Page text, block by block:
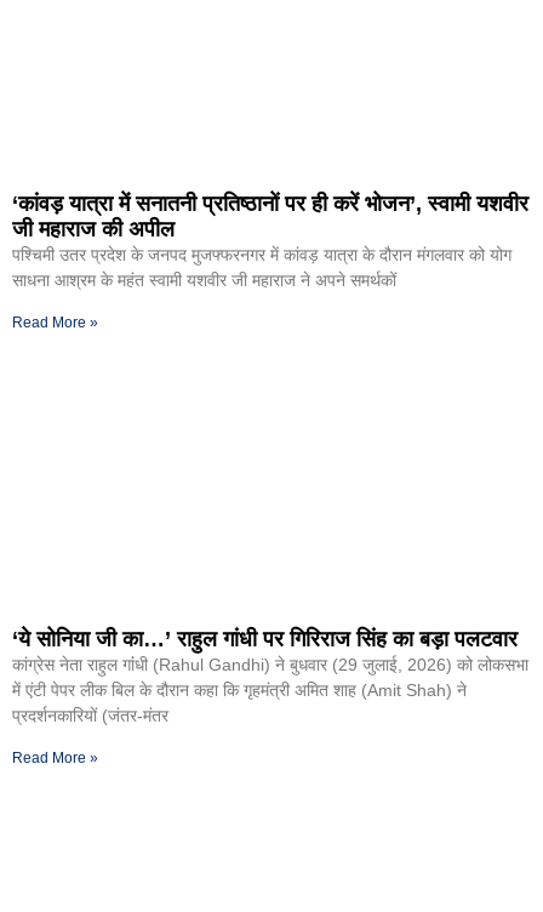
‘कांवड़ यात्रा में सनातनी प्रतिष्ठानों पर ही करें भोजन’, स्वामी यशवीर
जी महाराज की अपील
पश्चिमी उतर प्रदेश के जनपद मुजफ्फरनगर में कांवड़ यात्रा के दौरान मंगलवार को योग
साधना आश्रम के महंत स्वामी यशवीर जी महाराज ने अपने समर्थकों
Read More »
‘ये सोनिया जी का…’ राहुल गांधी पर गिरिराज सिंह का बड़ा पलटवार
कांग्रेस नेता राहुल गांंधी (Rahul Gandhi) ने बुधवार (29 जुलाई, 2026) को लोकसभा
में एंटी पेपर लीक बिल के दौरान कहा कि गृहमंत्री अमित शाह (Amit Shah) ने
प्रदर्शनकारियों (जंतर-मंतर
Read More »